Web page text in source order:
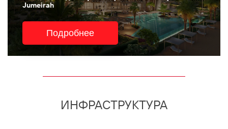
Jumeirah
Подробнее
ИНФРАСТРУКТУРА